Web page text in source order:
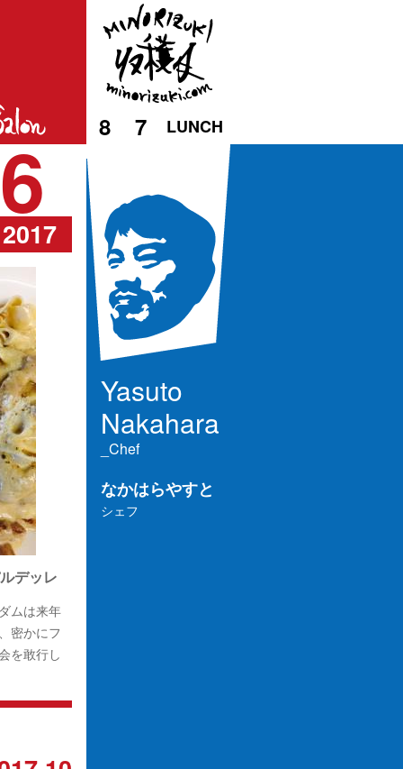
LUNCH
8 7
デッレ
ムは来年
密かにフ
を敢行し
Yasuto
Nakahara
_Chef
なかはらやすと
シェフ